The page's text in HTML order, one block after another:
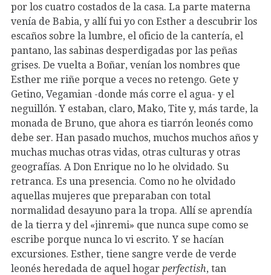
por los cuatro costados de la casa. La parte materna
venía de Babia, y allí fui yo con Esther a descubrir los
escaños sobre la lumbre, el oficio de la cantería, el
pantano, las sabinas desperdigadas por las peñas
grises. De vuelta a Boñar, venían los nombres que
Esther me riñe porque a veces no retengo. Gete y
Getino, Vegamian -donde más corre el agua- y el
neguillón. Y estaban, claro, Mako, Tite y, más tarde, la
monada de Bruno, que ahora es tiarrón leonés como
debe ser. Han pasado muchos, muchos muchos años y
muchas muchas otras vidas, otras culturas y otras
geografías. A Don Enrique no lo he olvidado. Su
retranca. Es una presencia. Como no he olvidado
aquellas mujeres que preparaban con total
normalidad desayuno para la tropa. Allí se aprendía
de la tierra y del «jinremi» que nunca supe como se
escribe porque nunca lo vi escrito. Y se hacían
excursiones. Esther, tiene sangre verde de verde
leonés heredada de aquel hogar perfectish, tan